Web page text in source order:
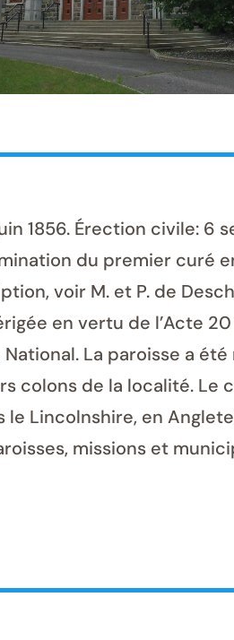
1856. Érection civile: 6
du premier
voir M. et P. de
en vertu de l’Acte 20
La paroisse a
colons de la localité. Le
Lincolnshire, en
missions et